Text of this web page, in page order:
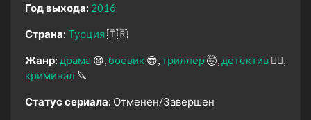
Год выхода: 2016
Страна: Турция🇹🇷
Жанр: драма 😫 боевик 😎 триллер🤯 детектив 🕵️‍♂️
криминал 🔪
Статус сериала: Отменен/Завершен